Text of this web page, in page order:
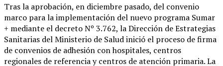
Tras la aprobación, en diciembre pasado, del convenio
marco para la implementación del nuevo programa Sumar
+ mediante el decreto Nº 3.762, la Dirección de Estrategias
Sanitarias del Ministerio de Salud inició el proceso de firma
de convenios de adhesión con hospitales, centros
regionales de referencia y centros de atención primaria. La